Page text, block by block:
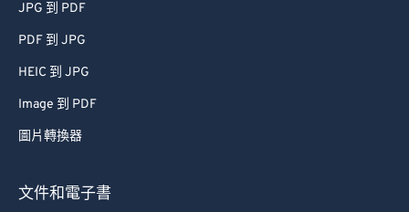
JPG 到 PDF
PDF 到 JPG
HEIC 到 JPG
Image 到 PDF
圖片轉換器
文件和電子書